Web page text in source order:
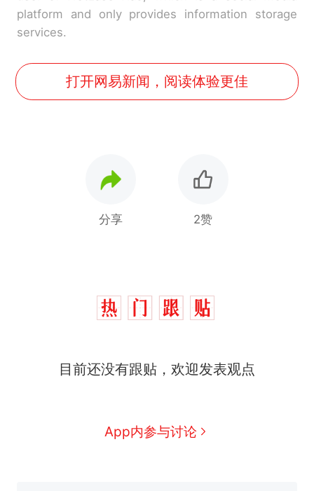
platform and only provides information storage
services.
打开网易新闻，阅读体验更佳
分享 2赞
目前还没有跟贴，欢迎发表观点
App内参与讨论
因老师一句“跟我回家”改写了
协会回应
笔试第一被第二名传话劝弃考
官方通报